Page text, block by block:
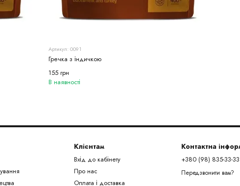
Артикул: 0091
Гречка з індичкою
155 грн
В наявності
Клієнтам
Вхід до кабінету
Про нас
Оплата і доставка
Контактна
+380 (98) 835-33-33
Передзвонити вам?